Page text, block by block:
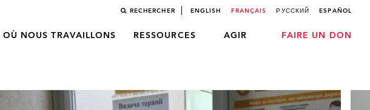
RECHERCHER ENGLISH FRANÇAIS РУССКИЙ ESPAÑOL
OÙ NOUS TRAVAILLONS RESSOURCES AGIR FAIRE UN DON